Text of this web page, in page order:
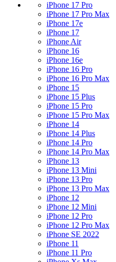
iPhone 17 Pro
iPhone 17 Pro Max
iPhone 17e
iPhone 17
iPhone Air
iPhone 16
iPhone 16e
iPhone 16 Pro
iPhone 16 Pro Max
iPhone 15
iPhone 15 Plus
iPhone 15 Pro
iPhone 15 Pro Max
iPhone 14
iPhone 14 Plus
iPhone 14 Pro
iPhone 14 Pro Max
iPhone 13
iPhone 13 Mini
iPhone 13 Pro
iPhone 13 Pro Max
iPhone 12
iPhone 12 Mini
iPhone 12 Pro
iPhone 12 Pro Max
iPhone SE 2022
iPhone 11
iPhone 11 Pro